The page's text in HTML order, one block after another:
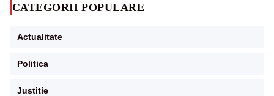
CATEGORII POPULARE
Actualitate
Politica
Justitie